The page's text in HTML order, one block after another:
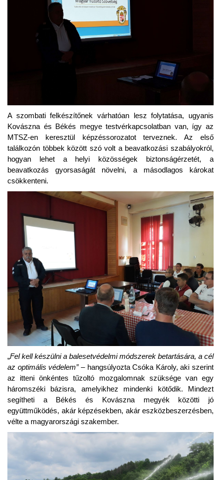
A szombati felkészítőnek várhatóan lesz folytatása, ugyanis
Kovászna és Békés megye testvérkapcsolatban van, így az
MTSZ-en keresztül képzéssorozatot terveznek. Az első
találkozón többek között szó volt a beavatkozási szabályokról,
hogyan lehet a helyi közösségek biztonságérzetét, a
beavatkozás gyorsaságát növelni, a másodlagos károkat
csökkenteni.
„Fel kell készülni a balesetvédelmi módszerek betartására, a cél
az optimális védelem” – hangsúlyozta Csóka Károly, aki szerint
az itteni önkéntes tűzoltó mozgalomnak szüksége van egy
háromszéki bázisra, amelyikhez mindenki kötődik. Mindezt
segítheti a Békés és Kovászna megyék közötti jó
együttműködés, akár képzésekben, akár eszközbeszerzésben,
vélte a magyarországi szakember.